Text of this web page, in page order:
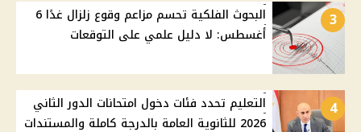
3
البحوث الفلكية تحسم مزاعم وقوع زلزال غدًا 6
أغسطس: لا دليل علمي على التوقعات
4
التعليم تحدد فئات دخول امتحانات الدور الثاني
2026 للثانوية العامة بالدرجة كاملة والمستندات